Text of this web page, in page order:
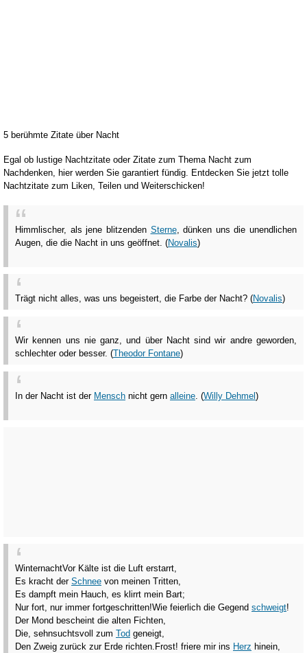
5 berühmte Zitate über Nacht
Egal ob lustige Nachtzitate oder Zitate zum Thema Nacht zum
Nachdenken, hier werden Sie garantiert fündig. Entdecken Sie jetzt tolle
Nachtzitate zum Liken, Teilen und Weiterschicken!
Himmlischer, als jene blitzenden Sterne, dünken uns die unendlichen
Augen, die die Nacht in uns geöffnet. (Novalis)
Trägt nicht alles, was uns begeistert, die Farbe der Nacht? (Novalis)
Wir kennen uns nie ganz, und über Nacht sind wir andre geworden,
schlechter oder besser. (Theodor Fontane)
In der Nacht ist der Mensch nicht gern alleine . (Willy Dehmel)
WinternachtVor Kälte ist die Luft erstarrt,
Es kracht der Schnee von meinen Tritten,
Es dampft mein Hauch, es klirrt mein Bart;
Nur fort, nur immer fortgeschritten!Wie feierlich die Gegend schweigt!
Der Mond bescheint die alten Fichten,
Die, sehnsuchtsvoll zum Tod geneigt,
Den Zweig zurück zur Erde richten. Frost! friere mir ins Herz hinein,